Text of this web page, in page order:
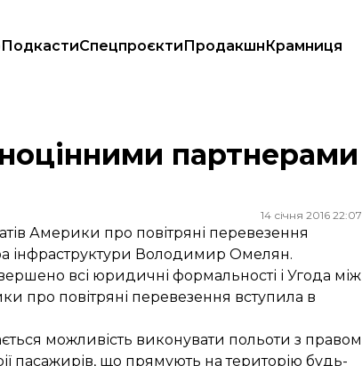
ПодкастиСпецпроєктиПродакшнКрамниця
партнерами
14 січня 2016 22:07
Америки про повітряні перевезення
інфраструктури Володимир Омелян.
всі юридичні формальності і Угода між
про повітряні перевезення вступила в
можливість виконувати польоти з правом
пасажирів, що прямують на територію будь-